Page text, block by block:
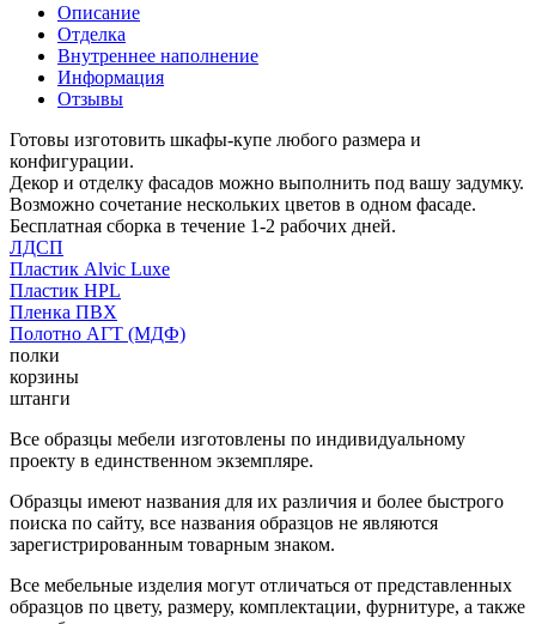
Описание
Отделка
Внутреннее наполнение
Информация
Отзывы
Готовы изготовить шкафы-купе любого размера и
конфигурации.
Декор и отделку фасадов можно выполнить под вашу задумку.
Возможно сочетание нескольких цветов в одном фасаде.
Бесплатная сборка в течение 1-2 рабочих дней.
ЛДСП
Пластик Alvic Luxe
Пластик HPL
Пленка ПВХ
Полотно АГТ (МДФ)
полки
корзины
штанги
Все образцы мебели изготовлены по индивидуальному
проекту в единственном экземпляре.
Образцы имеют названия для их различия и более быстрого
поиска по сайту, все названия образцов не являются
зарегистрированным товарным знаком.
Все мебельные изделия могут отличаться от представленных
образцов по цвету, размеру, комплектации, фурнитуре, а также